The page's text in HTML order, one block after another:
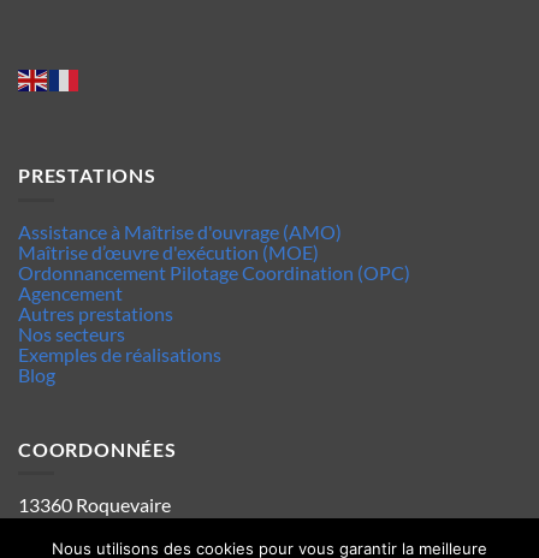
PRESTATIONS
Assistance à Maîtrise d'ouvrage (AMO)
Maîtrise d’œuvre d'exécution (MOE)
Ordonnancement Pilotage Coordination (OPC)
Agencement
Autres prestations
Nos secteurs
Exemples de réalisations
Blog
COORDONNÉES
13360 Roquevaire
Tel : 06.63.70.62.44
Mentions legales
Nous utilisons des cookies pour vous garantir la meilleure